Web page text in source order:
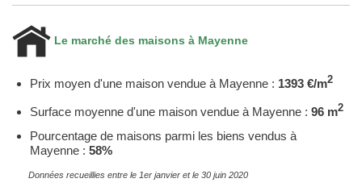
Le marché des maisons à Mayenne
Prix moyen d'une maison vendue à Mayenne : 1393 €/m2
Surface moyenne d'une maison vendue à Mayenne : 96 m2
Pourcentage de maisons parmi les biens vendus à
Mayenne : 58%
Données recueillies entre le 1er janvier et le 30 juin 2020